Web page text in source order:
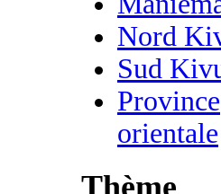
Nord
Sud
Province
orientale